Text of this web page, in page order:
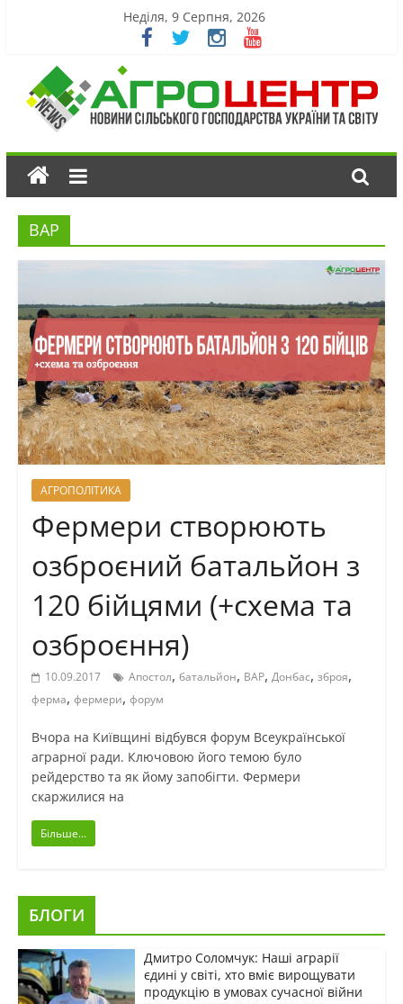
Неділя, 9 Серпня, 2026
ВАР
АГРОПОЛІТИКА
Фермери створюють
озброєний батальйон з
120 бійцями (+схема та
озброєння)
10.09.2017 Апостол, батальйон, ВАР, Донбас, зброя,
ферма, фермери, форум
Вчора на Київщині відбувся форум Всеукраїнської
аграрної ради. Ключовою його темою було
рейдерство та як йому запобігти. Фермери
скаржилися на
Більше...
БЛОГИ
Дмитро Соломчук: Наші аграрії
єдині у світі, хто вміє вирощувати
продукцію в умовах сучасної війни